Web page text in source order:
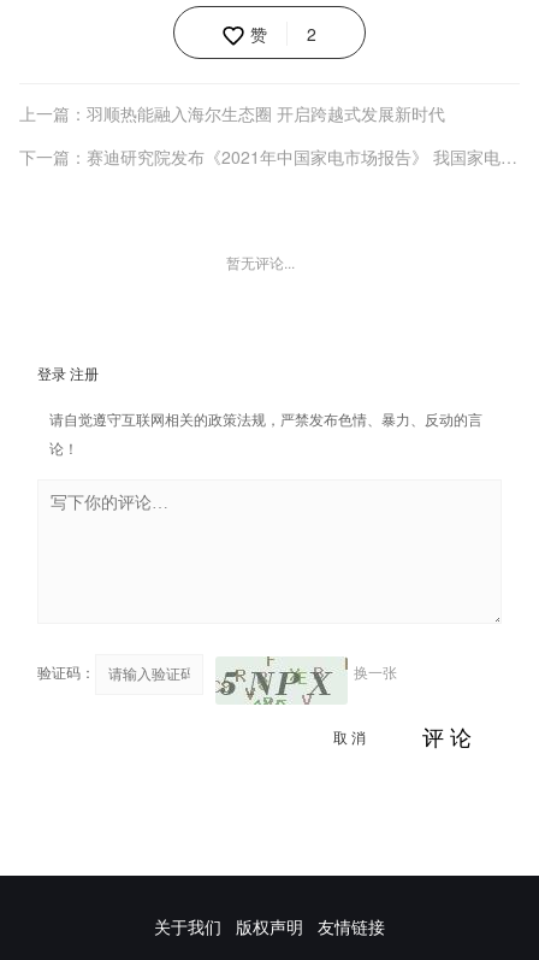
赞 2
上一篇：羽顺热能融入海尔生态圈 开启跨越式发展新时代
下一篇：赛迪研究院发布《2021年中国家电市场报告》 我国家电市场全面复苏 下沉市场规模占三成
暂无评论...
登录 注册
请自觉遵守互联网相关的政策法规，严禁发布色情、暴力、反动的言
论！
验证码： 换一张
评 论
取 消
关于我们 版权声明
友情链接